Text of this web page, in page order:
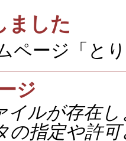
ました
ページ「と
ジ
イルが存在
の指定や許